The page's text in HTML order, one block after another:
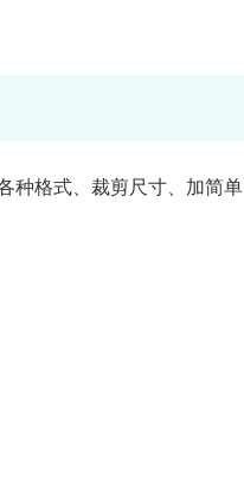
种格式、裁剪尺寸、加简单